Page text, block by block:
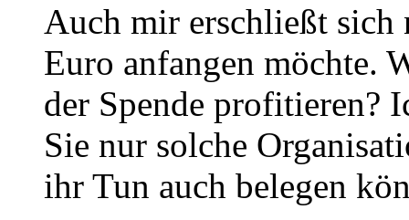
Auch mir erschließt sich
Euro anfangen möchte.
der Spende profitieren?
Sie nur solche
ihr Tun auch belegen